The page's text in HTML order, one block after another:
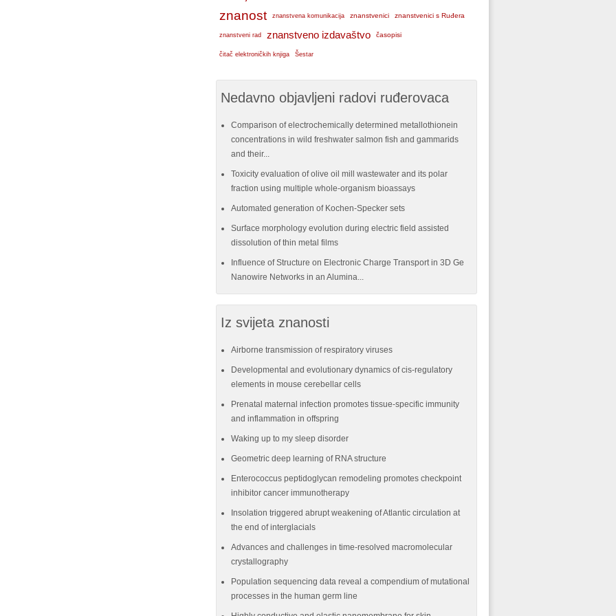
znanost znanstvena komunikacija znanstvenici znanstvenici s Ruđera
znanstveni rad znanstveno izdavaštvo časopisi
čitač elektroničkih knjiga Šestar
Nedavno objavljeni radovi ruđerovaca
Comparison of electrochemically determined metallothionein
concentrations in wild freshwater salmon fish and gammarids
and their...
Toxicity evaluation of olive oil mill wastewater and its polar
fraction using multiple whole-organism bioassays
Automated generation of Kochen-Specker sets
Surface morphology evolution during electric field assisted
dissolution of thin metal films
Influence of Structure on Electronic Charge Transport in 3D Ge
Nanowire Networks in an Alumina...
Iz svijeta znanosti
Airborne transmission of respiratory viruses
Developmental and evolutionary dynamics of cis-regulatory
elements in mouse cerebellar cells
Prenatal maternal infection promotes tissue-specific immunity
and inflammation in offspring
Waking up to my sleep disorder
Geometric deep learning of RNA structure
Enterococcus peptidoglycan remodeling promotes checkpoint
inhibitor cancer immunotherapy
Insolation triggered abrupt weakening of Atlantic circulation at
the end of interglacials
Advances and challenges in time-resolved macromolecular
crystallography
Population sequencing data reveal a compendium of mutational
processes in the human germ line